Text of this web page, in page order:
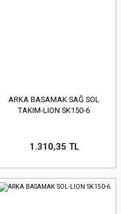
ARKA BASAMAK SAĞ SOL
TAKIM-LION SK150-6
1.310,35 TL